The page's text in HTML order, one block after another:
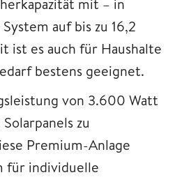
mit – in
auf bis zu 16,2
ist es auch für Haushalte
bestens geeignet.
von 3.600 Watt
zu
Premium-Anlage
für individuelle